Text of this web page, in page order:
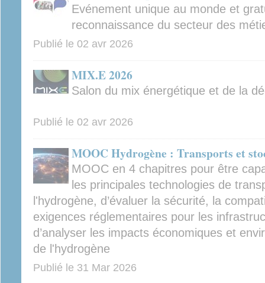
Evénement unique au monde et
reconnaissance du secteur des
Publié le 02 avr 2026
MIX.E 2026
Salon du mix énergétique et de la
Publié le 02 avr 2026
MOOC Hydrogène : Transports et
MOOC en 4 chapitres pour être
les principales technologies de
l'hydrogène, d’évaluer la sécurité, la
exigences réglementaires pour les
d’analyser les impacts économiques et
de l'hydrogène
Publié le 31 Mar 2026